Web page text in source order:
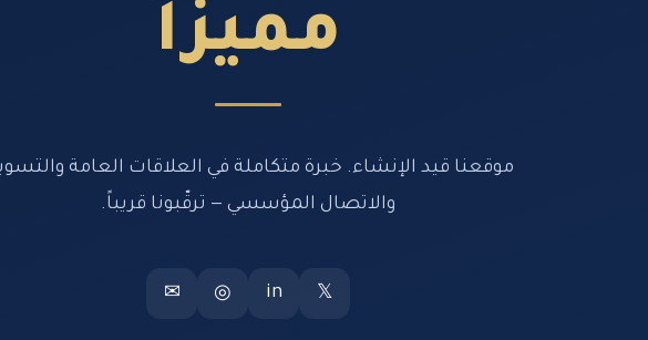
مميزاً
موقعنا قيد الإنشاء. خبرة متكاملة في العلاقات العامة
والاتصال المؤسسي — ترقّبونا قريباً.
𝕏
in
◎
✉